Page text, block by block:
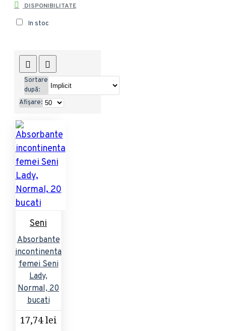
DISPONIBILITATE
In stoc
Sortare
după:
Afișare:
Seni
Absorbante
incontinenta
femei Seni
Lady,
Normal, 20
bucati
17,74 lei